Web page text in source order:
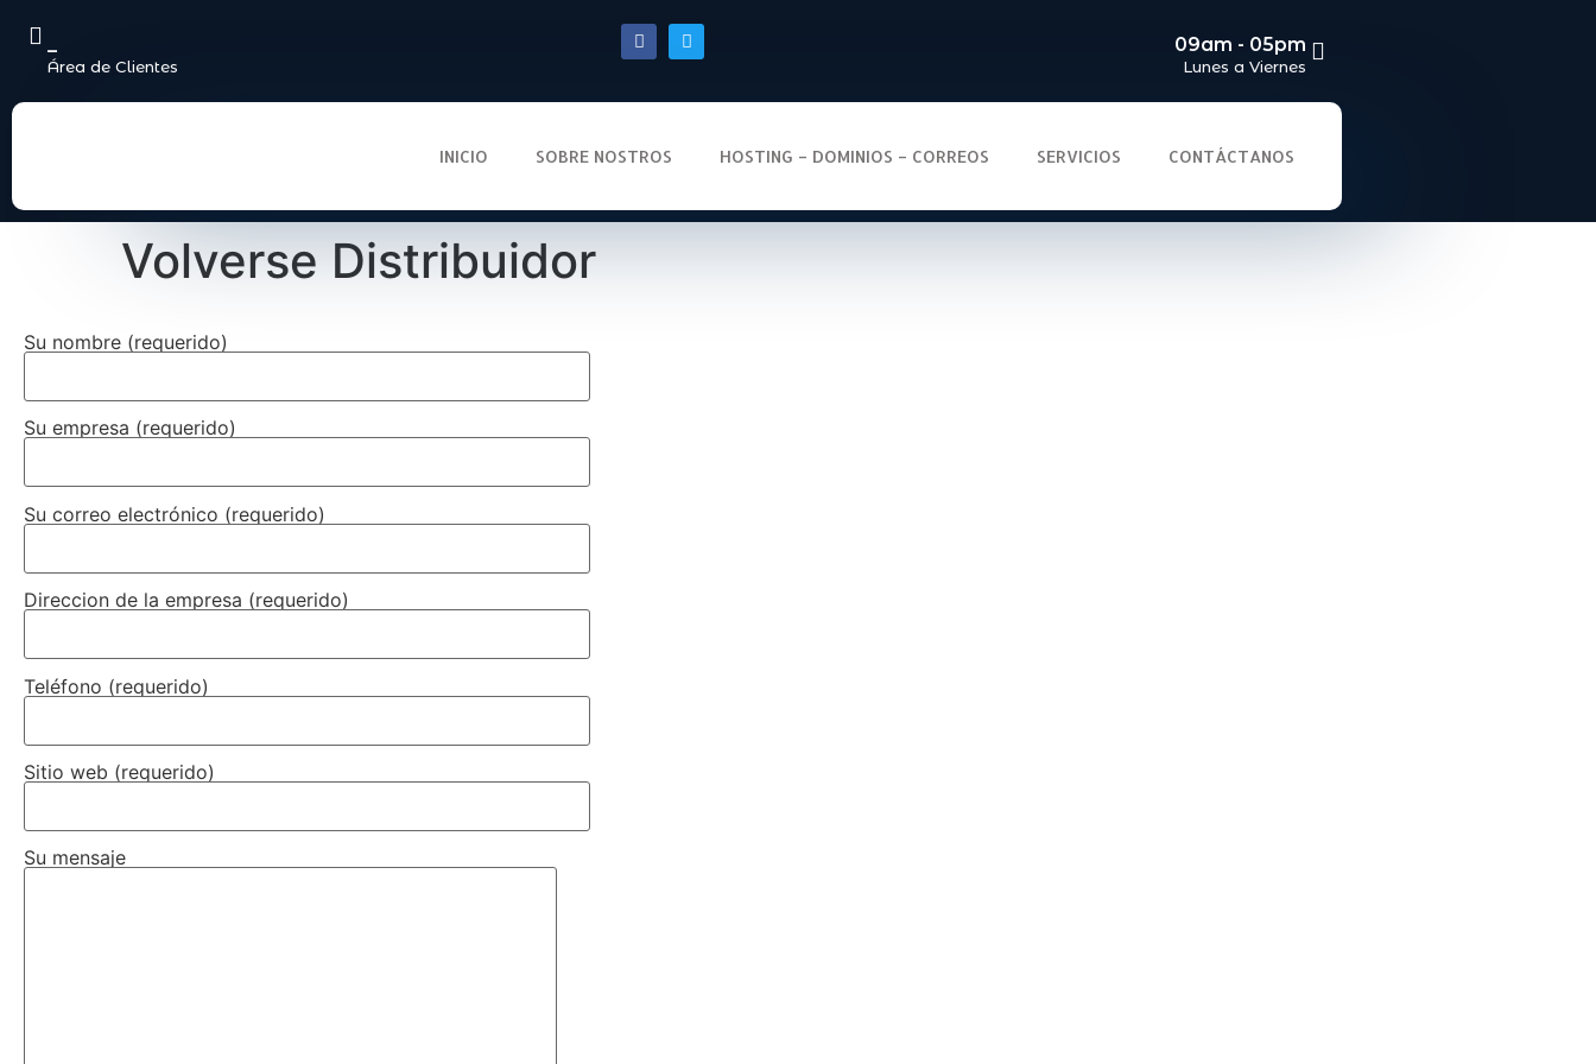
_
Área de Clientes
09am - 05pm
Lunes a Viernes
INICIO SOBRE NOSTROS HOSTING – DOMINIOS – CORREOS SERVICIOS CONTÁCTANOS
Volverse Distribuidor
Su nombre (requerido)
Su empresa (requerido)
Su correo electrónico (requerido)
Direccion de la empresa (requerido)
Teléfono (requerido)
Sitio web (requerido)
Su mensaje